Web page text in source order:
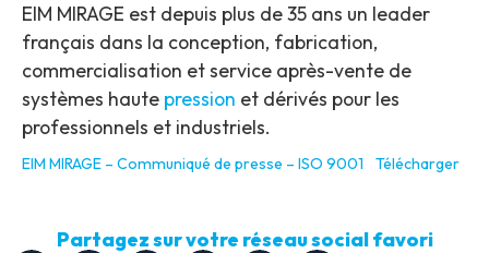
EIM MIRAGE est depuis plus de 35 ans un leader
français dans la conception, fabrication,
commercialisation et service après-vente de
systèmes haute pression et dérivés pour les
professionnels et industriels.
EIM MIRAGE – Communiqué de presse – ISO 9001 Télécharger
Partagez sur votre réseau social favori